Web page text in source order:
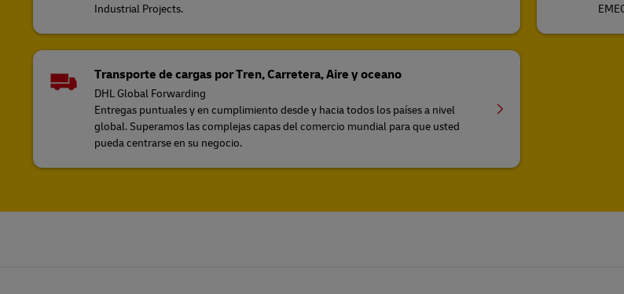
Industrial Projects.
Transporte de cargas por Tren, Carretera, Aire y oceano
DHL Global Forwarding
Entregas puntuales y en cumplimiento desde y hacia todos los países a nivel
global. Superamos las complejas capas del comercio mundial para que usted
pueda centrarse en su negocio.